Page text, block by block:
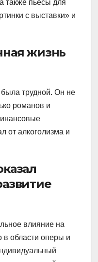
также пьесы для
с выставки» и
жизнь
трудной. Он не
романов и
от алкоголизма и
влияние на
в области оперы и